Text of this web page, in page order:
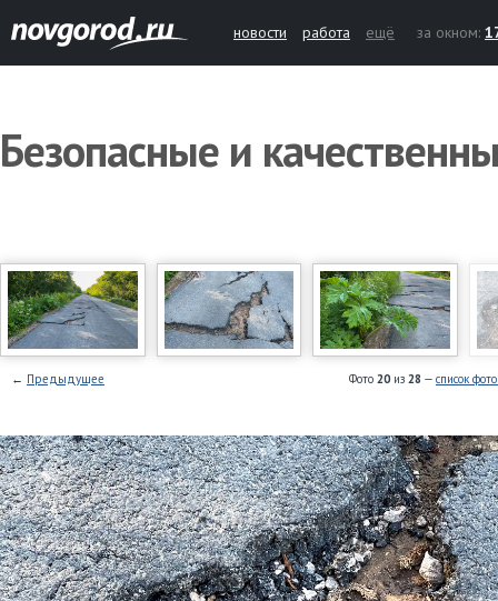
новости работа ещё за окном:
Безопасные и
Фото 20из 28 — список
← Предыдущее